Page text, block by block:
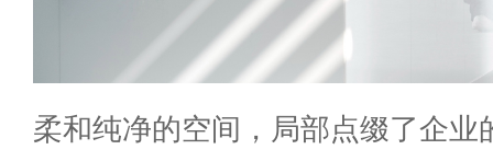
柔和纯净的空间，局部点缀了企业